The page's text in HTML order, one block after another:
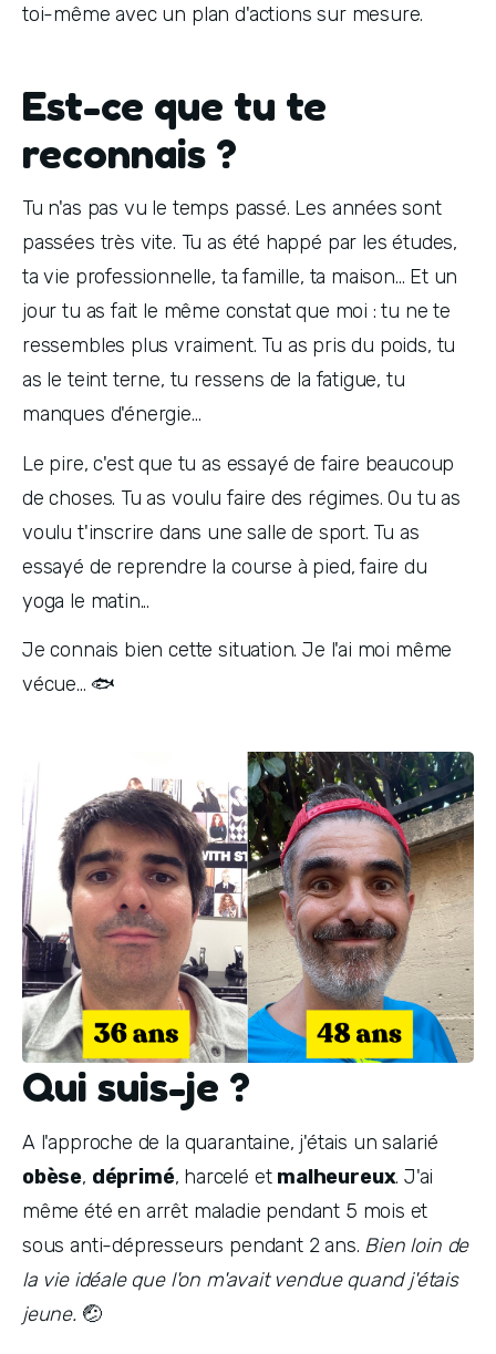
toi-même avec un plan d'actions sur mesure.
Est-ce que tu te
reconnais ?
Tu n'as pas vu le temps passé. Les années sont
passées très vite. Tu as été happé par les études,
ta vie professionnelle, ta famille, ta maison... Et un
jour tu as fait le même constat que moi : tu ne te
ressembles plus vraiment. Tu as pris du poids, tu
as le teint terne, tu ressens de la fatigue, tu
manques d'énergie...
Le pire, c'est que tu as essayé de faire beaucoup
de choses. Tu as voulu faire des régimes. Ou tu as
voulu t'inscrire dans une salle de sport. Tu as
essayé de reprendre la course à pied, faire du
yoga le matin...
Je connais bien cette situation. Je l'ai moi même
vécue... 🐟
Qui suis-je ?
obèse, déprimé, harcelé et malheureux. J'ai
même été en arrêt maladie pendant 5 mois et
sous anti-dépresseurs pendant 2 ans. Bien loin de
la vie idéale que l'on m'avait vendue quand j'étais
jeune. 🤕